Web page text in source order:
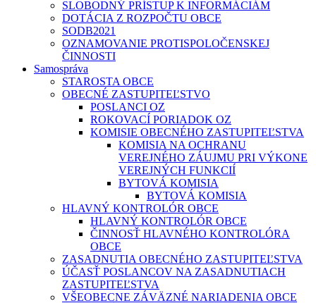
SLOBODNÝ PRÍSTUP K INFORMÁCIÁM
DOTÁCIA Z ROZPOČTU OBCE
SODB2021
OZNAMOVANIE PROTISPOLOČENSKEJ
ČINNOSTI
Samospráva
STAROSTA OBCE
OBECNÉ ZASTUPITEĽSTVO
POSLANCI OZ
ROKOVACÍ PORIADOK OZ
KOMISIE OBECNÉHO ZASTUPITEĽSTVA
KOMISIA NA OCHRANU
VEREJNÉHO ZÁUJMU PRI VÝKONE
VEREJNÝCH FUNKCIÍ
BYTOVÁ KOMISIA
BYTOVÁ KOMISIA
HLAVNÝ KONTROLÓR OBCE
HLAVNÝ KONTROLÓR OBCE
ČINNOSŤ HLAVNÉHO KONTROLÓRA
OBCE
ZASADNUTIA OBECNÉHO ZASTUPITEĽSTVA
ÚČASŤ POSLANCOV NA ZASADNUTIACH
ZASTUPITEĽSTVA
VŠEOBECNE ZÁVÄZNÉ NARIADENIA OBCE